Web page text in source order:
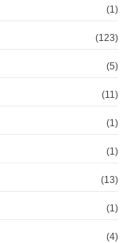
(1)
(123)
(5)
(11)
(1)
(1)
(13)
(1)
(4)